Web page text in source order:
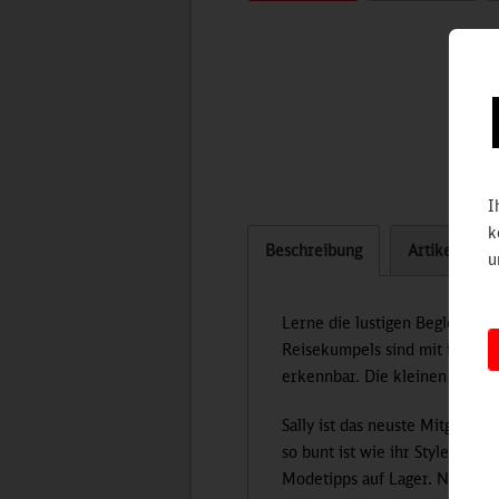
Beschreibung Artikel
Lerne die lustigen Begleiter
Reisekumpels sind mit ihren
erkennbar. Die kleinen
Sally ist das neuste Mitglied
so bunt ist wie ihr Style.
Modetipps auf Lager. Neben